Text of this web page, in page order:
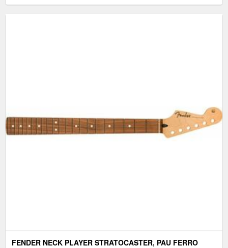
FENDER NECK PLAYER STRATOCASTER, PAU FERRO